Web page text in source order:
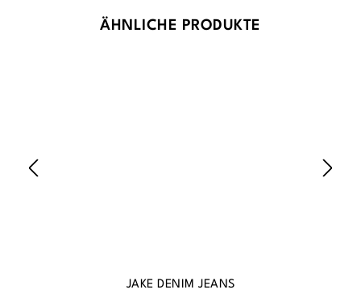
Produktgalerie überspringen
ÄHNLICHE PRODUKTE
JAKE DENIM JEANS